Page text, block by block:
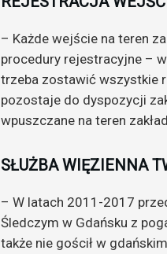
– Każde wejście na teren
procedury rejestracyjne –
trzeba zostawić wszystkie
pozostaje do dyspozycji
wpuszczane na teren
SŁUŻBA WIĘZIENNA
– W latach 2011-2017
Śledczym w Gdańsku z
także nie gościł w